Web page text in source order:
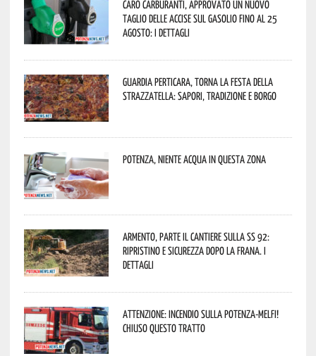
Caro carburanti, approvato un nuovo
taglio delle accise sul gasolio fino al 25
agosto: i dettagli
Guardia Perticara, torna la Festa della
Strazzatella: sapori, tradizione e borgo
Potenza, niente acqua in questa zona
Armento, parte il cantiere sulla SS 92:
ripristino e sicurezza dopo la frana. I
dettagli
Attenzione: incendio sulla Potenza-Melfi!
Chiuso questo tratto